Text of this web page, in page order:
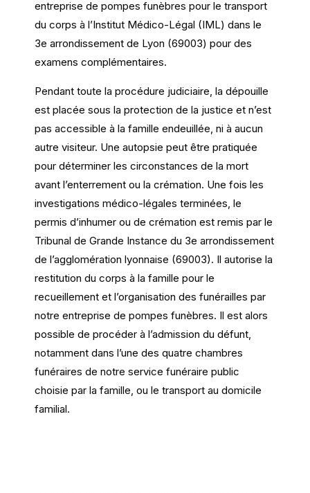
entreprise de pompes funèbres pour le transport
du corps à l’Institut Médico-Légal (IML) dans le
3e arrondissement de Lyon (69003) pour des
examens complémentaires.
Pendant toute la procédure judiciaire, la dépouille
est placée sous la protection de la justice et n’est
pas accessible à la famille endeuillée, ni à aucun
autre visiteur. Une autopsie peut être pratiquée
pour déterminer les circonstances de la mort
avant l’enterrement ou la crémation. Une fois les
investigations médico-légales terminées, le
permis d’inhumer ou de crémation est remis par le
Tribunal de Grande Instance du 3e arrondissement
de l’agglomération lyonnaise (69003). Il autorise la
restitution du corps à la famille pour le
recueillement et l’organisation des funérailles par
notre entreprise de pompes funèbres. Il est alors
possible de procéder à l’admission du défunt,
notamment dans l’une des quatre chambres
funéraires de notre service funéraire public
choisie par la famille, ou le transport au domicile
familial.